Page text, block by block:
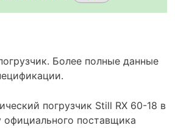
Более полные данные
погрузчик Still RX 60-18 в
официального поставщика